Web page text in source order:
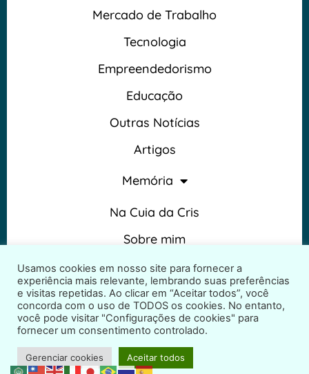
Mercado de Trabalho
Tecnologia
Empreendedorismo
Educação
Outras Notícias
Artigos
Memória
Na Cuia da Cris
Sobre mim
Termos e Condições
2026 © Na Cuia da Cris – Todos os direitos reservados
Desenvolvido porProjetosWeb.co
Usamos cookies em nosso site para fornecer a
experiência mais relevante, lembrando suas preferências
e visitas repetidas. Ao clicar em “Aceitar todos”, você
concorda com o uso de TODOS os cookies. No entanto,
você pode visitar "Configurações de cookies" para
fornecer um consentimento controlado.
Gerenciar cookies Aceitar todos